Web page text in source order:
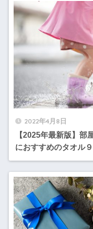
2022年4月8日
【2025年最新版】部
におすすめのタオル